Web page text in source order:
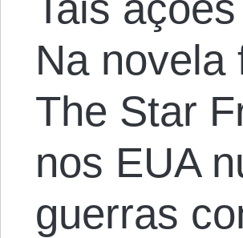
Na novela
The Star
nos EUA
guerras